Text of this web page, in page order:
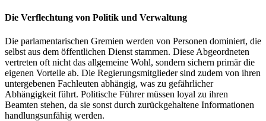
Die Verflechtung von Politik und Verwaltung
Die parlamentarischen Gremien werden von Personen dominiert, die
selbst aus dem öffentlichen Dienst stammen. Diese Abgeordneten
vertreten oft nicht das allgemeine Wohl, sondern sichern primär die
eigenen Vorteile ab. Die Regierungsmitglieder sind zudem von ihren
untergebenen Fachleuten abhängig, was zu gefährlicher
Abhängigkeit führt. Politische Führer müssen loyal zu ihren
Beamten stehen, da sie sonst durch zurückgehaltene Informationen
handlungsunfähig werden.